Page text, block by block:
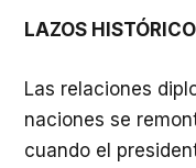
LAZOS
Las relaciones
naciones se
cuando el